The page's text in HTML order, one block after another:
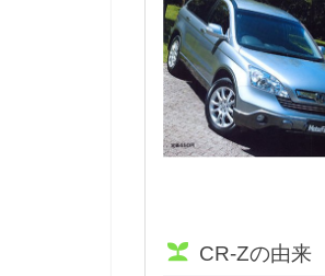
CR-Zの由来